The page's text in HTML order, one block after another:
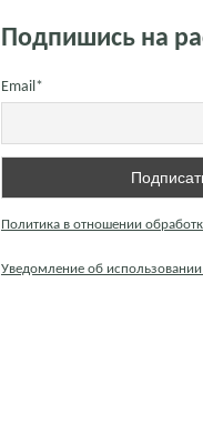
Подпишись на
Email*
Политика в отношении
Уведомление об